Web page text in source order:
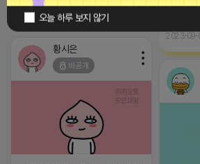
오늘 하루 보지 않기
2025-07-23 04:39 댓글: 0개
[아이피
2023-
황시은
비공개